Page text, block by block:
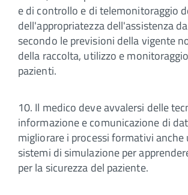
e di controllo e di telemonitoraggio
dell'appropriatezza dell'assistenza
secondo le previsioni della vigente
della raccolta, utilizzo e
pazienti.
10. Il medico deve avvalersi delle
informazione e comunicazione di
migliorare i processi formativi
sistemi di simulazione per
per la sicurezza del paziente.